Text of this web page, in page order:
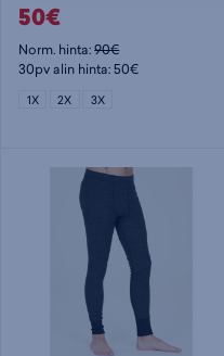
50€
Norm. hinta:90€
30pv alin hinta: 50€
1X 2X 3X